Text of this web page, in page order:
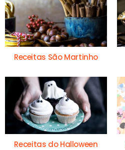
Receitas São Martinho
Receitas do Halloween